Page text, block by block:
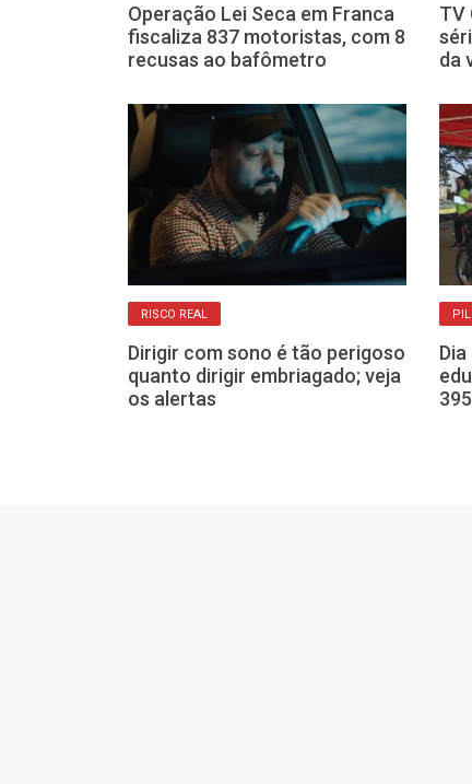
Operação Lei Seca em Franca
fiscaliza 837 motoristas, com 8
recusas ao bafômetro
TV
da
RISCO REAL
Dirigir com sono é tão perigoso
quanto dirigir embriagado; veja
os alertas